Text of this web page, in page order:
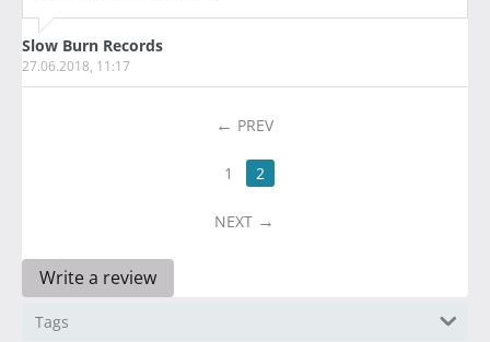
Slow Burn Records
27.06.2018, 11:17
PREV
1 2
NEXT
Write a review
Tags